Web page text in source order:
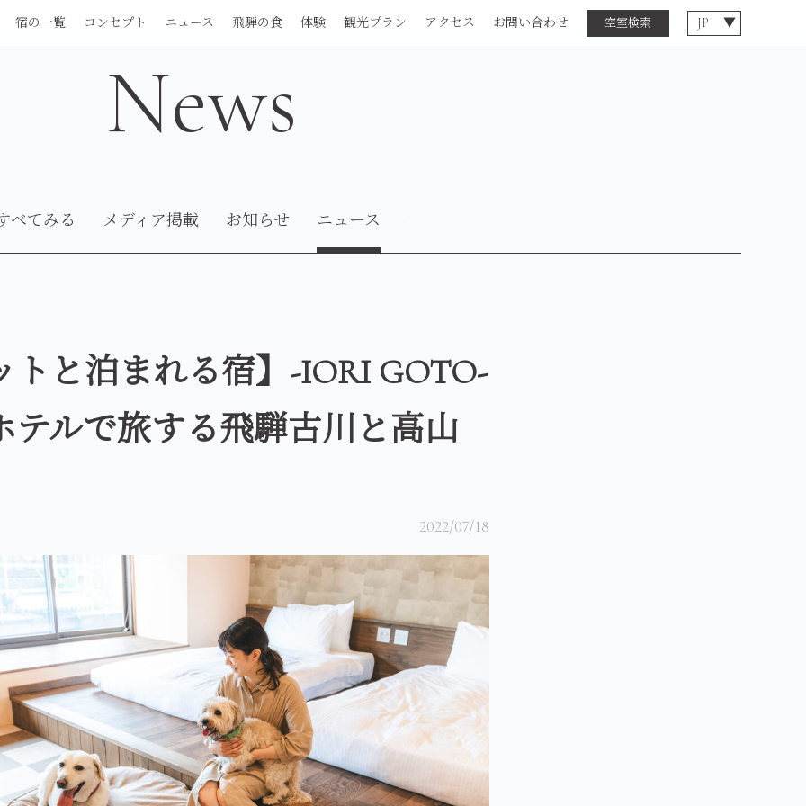
宿の一覧 コンセプト ニュース 飛騨の食 体験 観光プラン アクセス お問い合わせ 空室検索
News
べてみる メディア掲載 お知らせ ニュース
トと泊まれる宿】-IORI GOTO-
テルで旅する飛騨古川と高山
2022/07/18